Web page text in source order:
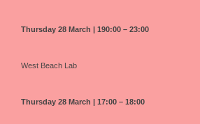
Thursday 28 March | 190:00 – 23:00
West Beach Lab
Thursday 28 March | 17:00 – 18:00